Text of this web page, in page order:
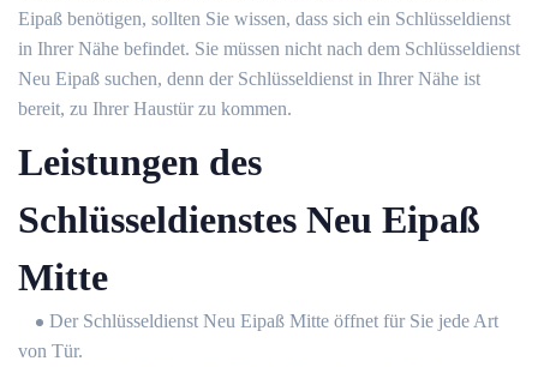
Eipaß benötigen, sollten Sie wissen, dass sich ein Schlüsseldienst
in Ihrer Nähe befindet. Sie müssen nicht nach dem Schlüsseldienst
Neu Eipaß suchen, denn der Schlüsseldienst in Ihrer Nähe ist
bereit, zu Ihrer Haustür zu kommen.
Leistungen des
Schlüsseldienstes Neu Eipaß
Mitte
Der Schlüsseldienst Neu Eipaß Mitte öffnet für Sie jede Art
von Tür.